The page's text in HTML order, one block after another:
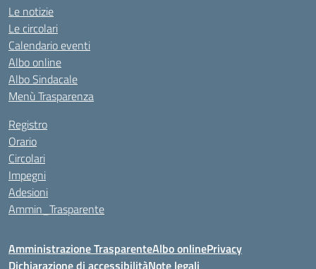
Le notizie
Le circolari
Calendario eventi
Albo online
Albo Sindacale
Menù Trasparenza
Registro
Orario
Circolari
Impegni
Adesioni
Ammin_Trasparente
Amministrazione TrasparenteAlbo onlinePrivacy
Dichiarazione di accessibilitàNote legali